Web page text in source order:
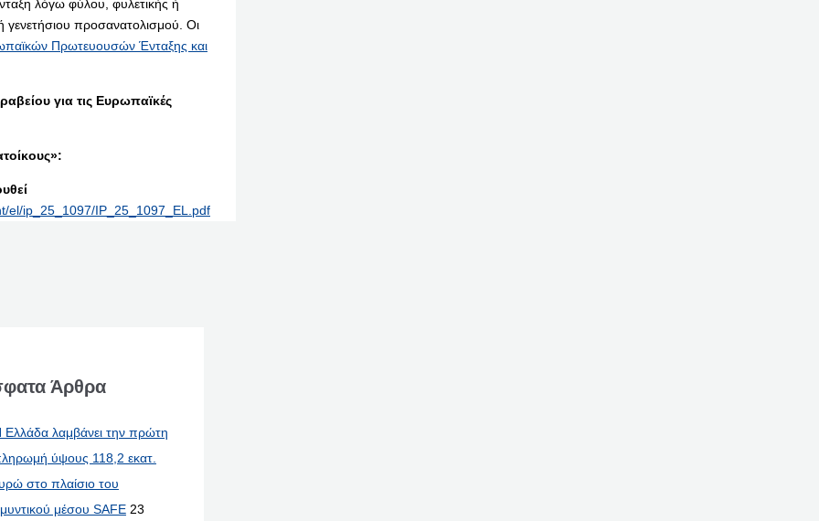
λόγω φύλου, φυλετικής ή
γενετήσιου προσανατολισμού. Οι
Πρωτευουσών Ένταξης και
για τις Ευρωπαϊκές
el/ip_25_1097/IP_25_1097_EL.pdf
Άρθρα
Ελλάδα λαμβάνει την πρώτη
ύψους 118,2 εκατ.
στο πλαίσιο του
μέσου SAFE 23